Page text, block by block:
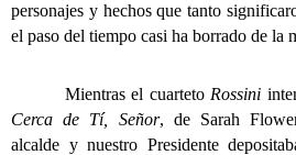
personajes y hechos que tanto
el paso del tiempo casi ha borrado de la
Mientras el cuarteto Rossini
Cerca de Tí, Señor, de Sarah
alcalde y nuestro Presidente